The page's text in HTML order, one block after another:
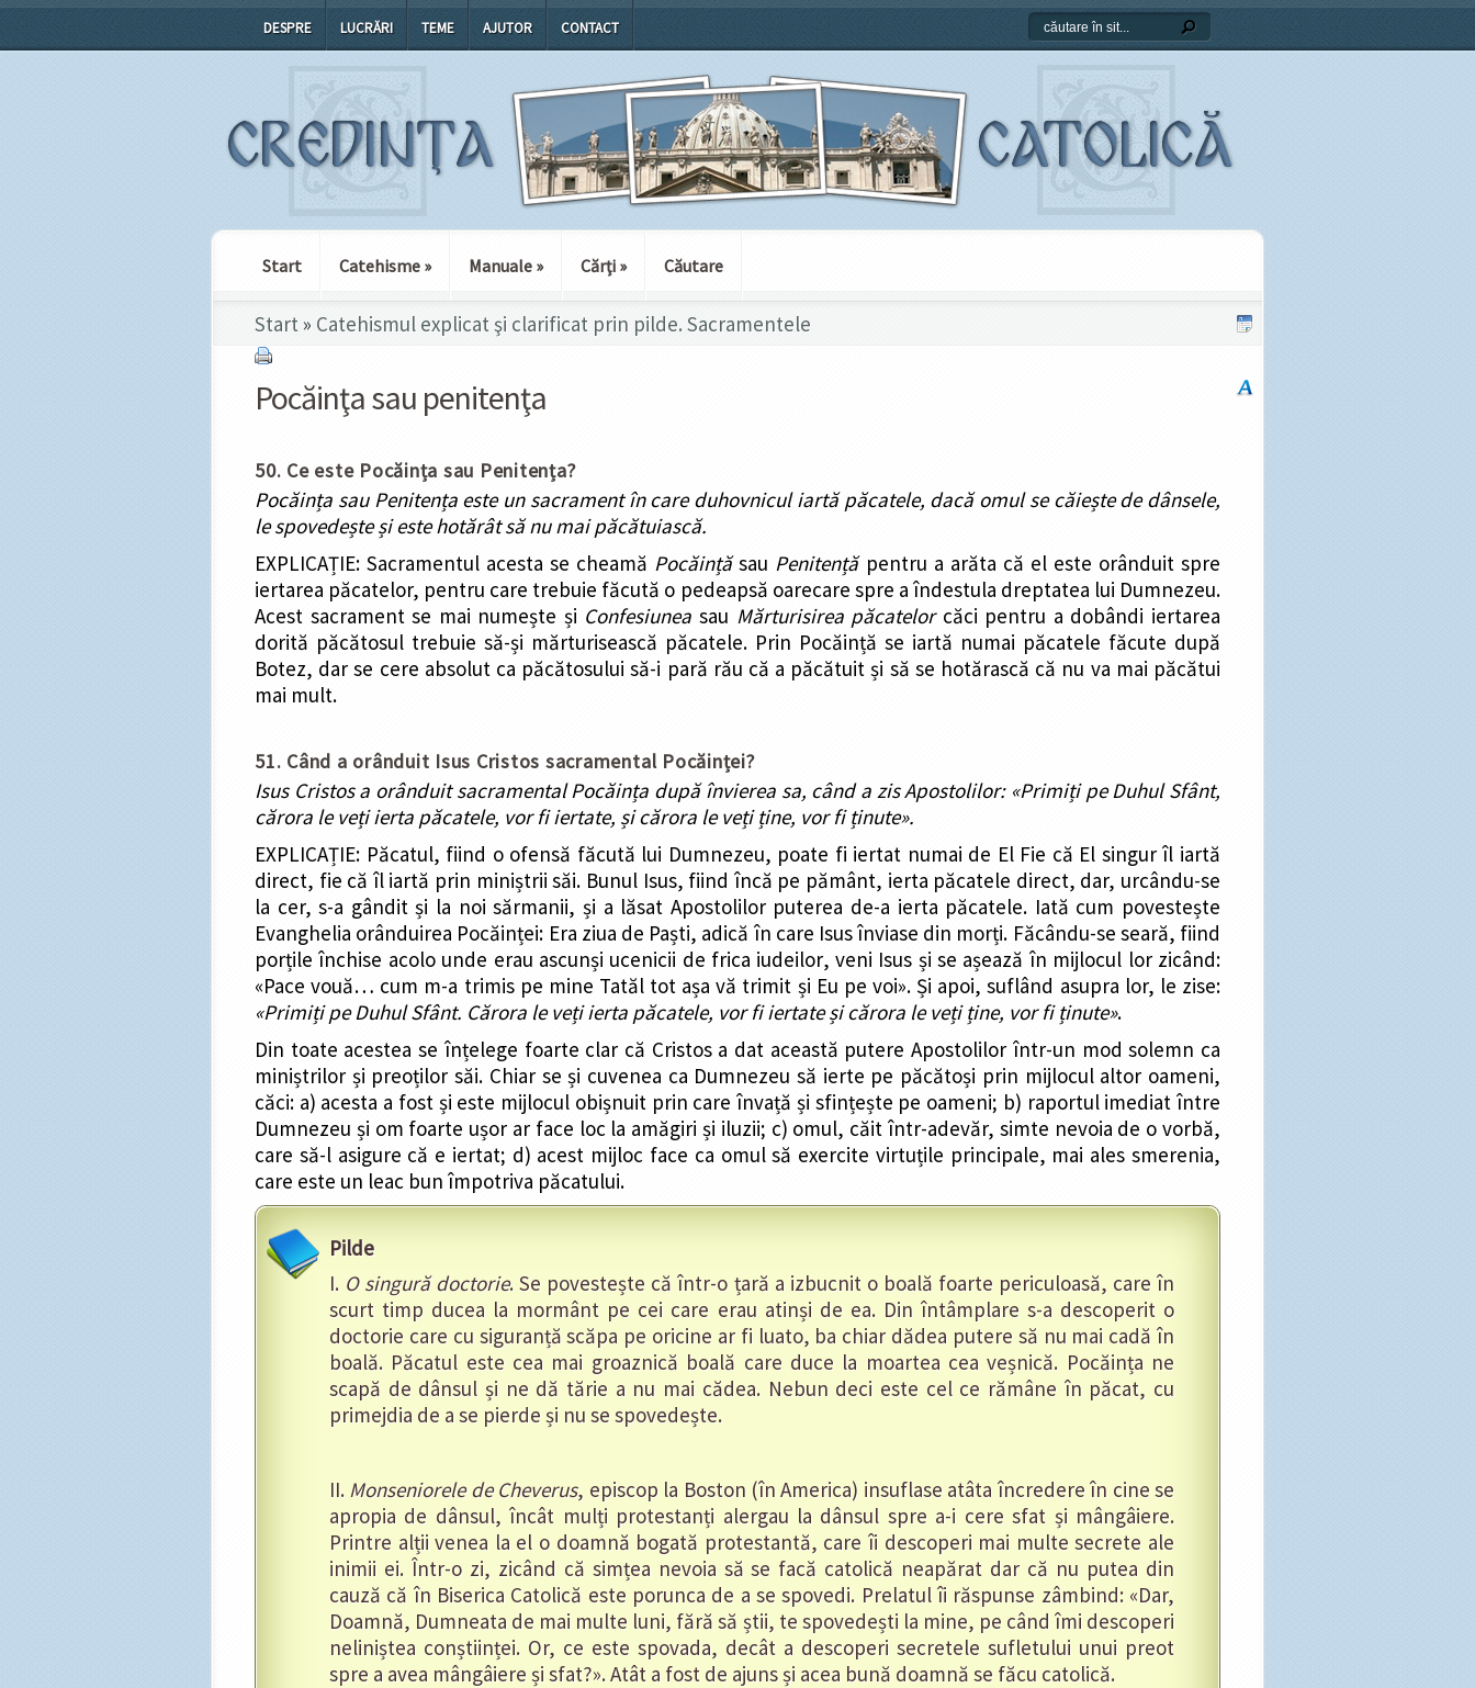
DESPRE LUCRĂRI TEME AJUTOR CONTACT
Start Catehisme » Manuale » Cărţi » Căutare
Start » Catehismul explicat şi clarificat prin pilde. Sacramentele
Pocăinţa sau penitenţa
50. Ce este Pocăința sau Penitența?
Pocăința sau Penitența este un sacrament în care duhovnicul iartă păcatele, dacă omul se căiește de dânsele,
le spovedește și este hotărât să nu mai păcătuiască.
EXPLICAȚIE: Sacramentul acesta se cheamă Pocăințăsau Penitență pentru a arăta că el este orânduit spre
iertarea păcatelor, pentru care trebuie făcută o pedeapsă oarecare spre a îndestula dreptatea lui Dumnezeu.
Acest sacrament se mai numește și Confesiunea sau Mărturisirea păcatelorcăci pentru a dobândi iertarea
dorită păcătosul trebuie să-și mărturisească păcatele. Prin Pocăință se iartă numai păcatele făcute după
Botez, dar se cere absolut ca păcătosului să-i pară rău că a păcătuit și să se hotărască că nu va mai păcătui
mai mult.
51. Când a orânduit Isus Cristos sacramental Pocăinței?
Isus Cristos a orânduit sacramental Pocăința după învierea sa, când a zis Apostolilor: «Primiți pe Duhul Sfânt,
cărora le veți ierta păcatele, vor fi iertate, și cărora le veți ține, vor fi ținute».
EXPLICAȚIE: Păcatul, fiind o ofensă făcută lui Dumnezeu, poate fi iertat numai de El Fie că El singur îl iartă
direct, fie că îl iartă prin miniștrii săi. Bunul Isus, fiind încă pe pământ, ierta păcatele direct, dar, urcându-se
la cer, s-a gândit și la noi sărmanii, și a lăsat Apostolilor puterea de-a ierta păcatele. Iată cum povestește
Evanghelia orânduirea Pocăinței: Era ziua de Paști, adică în care Isus înviase din morți. Făcându-se seară, fiind
porțile închise acolo unde erau ascunși ucenicii de frica iudeilor, veni Isus și se așează în mijlocul lor zicând:
«Pace vouă… cum m-a trimis pe mine Tatăl tot așa vă trimit și Eu pe voi». Și apoi, suflând asupra lor, le zise:
«Primiți pe Duhul Sfânt. Cărora le veți ierta păcatele, vor fi iertate și cărora le veți ține, vor fi ținute».
Din toate acestea se înțelege foarte clar că Cristos a dat această putere Apostolilor într-un mod solemn ca
miniștrilor și preoților săi. Chiar se și cuvenea ca Dumnezeu să ierte pe păcătoși prin mijlocul altor oameni,
căci: a) acesta a fost și este mijlocul obișnuit prin care învață și sfințește pe oameni; b) raportul imediat între
Dumnezeu și om foarte ușor ar face loc la amăgiri și iluzii; c) omul, căit într-adevăr, simte nevoia de o vorbă,
care să-l asigure că e iertat; d) acest mijloc face ca omul să exercite virtuțile principale, mai ales smerenia,
care este un leac bun împotriva păcatului.
Pilde
I. O singură doctorie. Se povestește că într-o țară a izbucnit o boală foarte periculoasă, care în
scurt timp ducea la mormânt pe cei care erau atinși de ea. Din întâmplare s-a descoperit o
doctorie care cu siguranță scăpa pe oricine ar fi luato, ba chiar dădea putere să nu mai cadă în
boală. Păcatul este cea mai groaznică boală care duce la moartea cea veșnică. Pocăința ne
scapă de dânsul și ne dă tărie a nu mai cădea. Nebun deci este cel ce rămâne în păcat, cu
primejdia de a se pierde și nu se spovedește.
II. Monseniorele de Cheverus, episcop la Boston (în America) insuflase atâta încredere în cine se
apropia de dânsul, încât mulți protestanți alergau la dânsul spre a-i cere sfat și mângâiere.
Printre alții venea la el o doamnă bogată protestantă, care îi descoperi mai multe secrete ale
inimii ei. Într-o zi, zicând că simțea nevoia să se facă catolică neapărat dar că nu putea din
cauză că în Biserica Catolică este porunca de a se spovedi. Prelatul îi răspunse zâmbind: «Dar,
Doamnă, Dumneata de mai multe luni, fără să știi, te spovedești la mine, pe când îmi descoperi
neliniștea conștiinței. Or, ce este spovada, decât a descoperi secretele sufletului unui preot
spre a avea mângâiere și sfat?». Atât a fost de ajuns și acea bună doamnă se făcu catolică.